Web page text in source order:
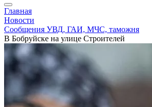
Главная
Новости
Сообщения УВД, ГАИ, МЧС, таможня
В Бобруйске на улице Строителей